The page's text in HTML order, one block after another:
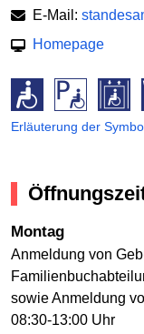
E-Mail:
Homepage
Erläuterung der
Montag
Anmeldung von
sowie Anmeldung
08:30-13:00 Uhr